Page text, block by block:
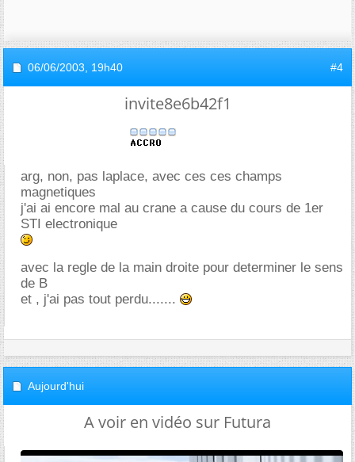
06/06/2003, 19h40 #4
invite8e6b42f1
arg, non, pas laplace, avec ces ces champs
magnetiques
j'ai ai encore mal au crane a cause du cours de 1er
STI electronique
avec la regle de la main droite pour determiner le sens
de B
et , j'ai pas tout perdu.......
Aujourd'hui
A voir en vidéo sur Futura